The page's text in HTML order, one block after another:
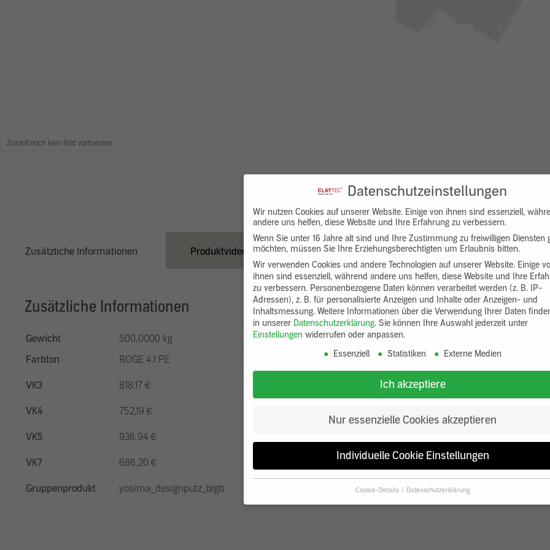
Zurzeit noch kein Bild vorhanden.
Zusätzliche Informationen Produktvideo Downloads Produktbeschreibung
Zusätzliche Informationen
Gewicht
500,0000 kg
Farbton
ROGE 4.1 PE
VK3 818,17 €
VK4 752,19 €
VK5 936,94 €
VK7 686,20 €
Gruppenprodukt yosima_designputz_bigb
Datenschutzeinstellungen
Wir nutzen Cookies auf unserer Website. Einige von ihnen sind essenziell,
andere uns helfen, diese Website und Ihre Erfahrung zu verbessern.
Wenn Sie unter 16 Jahre alt sind und Ihre Zustimmung zu freiwilligen Diensten
möchten, müssen Sie Ihre Erziehungsberechtigten um Erlaubnis bitten.
Wir verwenden Cookies und andere Technologien auf unserer Website. Einige
ihnen sind essenziell, während andere uns helfen, diese Website und Ihre
zu verbessern. Personenbezogene Daten können verarbeitet werden (z. B. IP-
Adressen), z. B. für personalisierte Anzeigen und Inhalte oder Anzeigen- und
Inhaltsmessung. Weitere Informationen über die Verwendung Ihrer Daten
in unserer Datenschutzerklärung. Sie können Ihre Auswahl jederzeit unter
Einstellungen widerrufen oder anpassen.
Essenziell
Statistiken Externe Medien
Ich akzeptiere
Nur essenzielle Cookies akzeptieren
Individuelle Cookie Einstellungen
Cookie-Details Datenschutzerklärung
Datenschutzeinstellungen